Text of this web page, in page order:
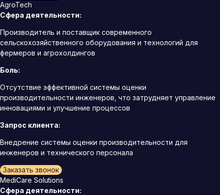
AgroTech
Сфера деятельности:
Производитель и поставщик современного
сельскохозяйственного оборудования и технологий для
фермеров и агрохолдингов
Боль:
Отсутствие эффективной системы оценки
производительности инженеров, что затрудняет управление
инновациями и улучшение процессов
Запрос клиента:
Внедрение системы оценки производительности для
инженеров и технического персонала
Заказать звонок
MediCare Solutions
Сфера деятельности: